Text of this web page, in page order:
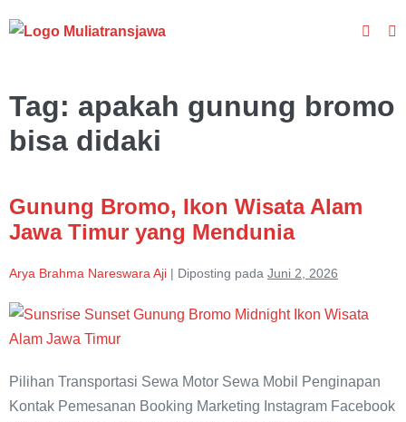
ke
Toggle
Tag: apakah gunung bromo
bisa didaki
Gunung Bromo, Ikon Wisata Alam
Jawa Timur yang Mendunia
Arya Brahma Nareswara Aji | Diposting pada Juni 2, 2026
Gunung
Bromo,
Wisata
Alam
Pilihan Transportasi Sewa Motor Sewa Mobil Penginapan
Kontak Pemesanan Booking Marketing Instagram Facebook